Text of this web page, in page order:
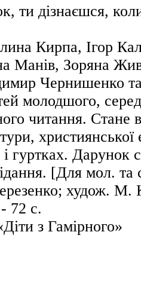
ти дізнаєшся,
Кирпа, Ігор
Манів, Зоряна
Чернишенко
молодшого,
читання. Стане
гуртках. Дарунок
[Для мол. та
худож. М.
72 с.
з Гамірного»